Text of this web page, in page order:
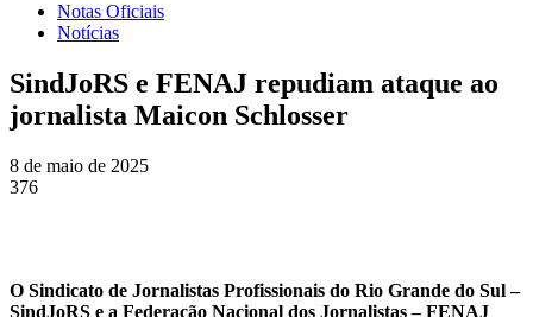
Notas Oficiais
Notícias
SindJoRS e FENAJ repudiam ataque ao
jornalista Maicon Schlosser
8 de maio de 2025
376
O Sindicato de Jornalistas Profissionais do Rio Grande do Sul –
SindJoRS e a Federação Nacional dos Jornalistas – FENAJ